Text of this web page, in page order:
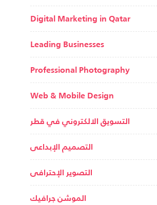
Digital Marketing in Qatar
Leading Businesses
Professional Photography
Web & Mobile Design
التسويق الالكتروني في قطر
التصميم الإبداعى
التصوير الإحترافى
الموشن جرافيك